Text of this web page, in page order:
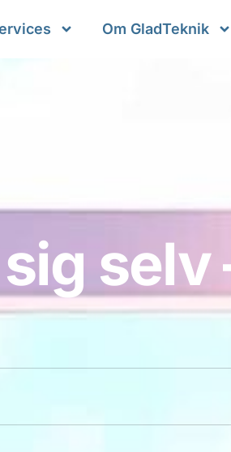
Om GladTeknik
selv